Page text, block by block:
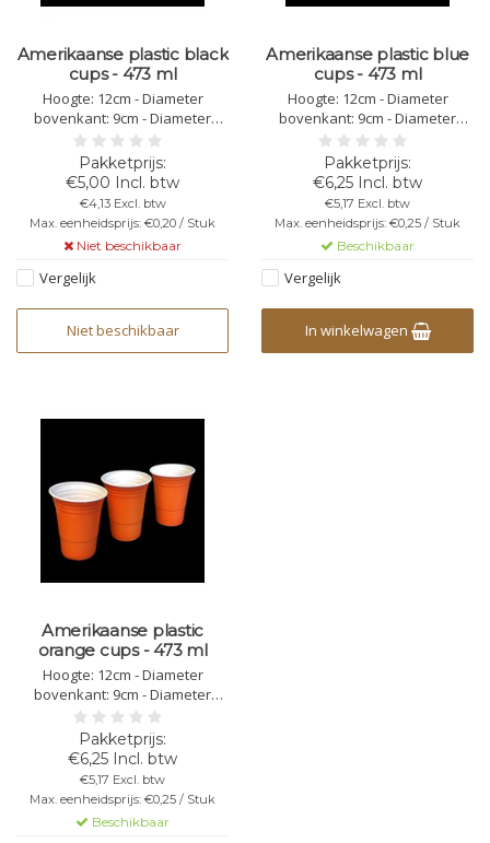
Amerikaanse plastic black
cups - 473 ml
Hoogte: 12cm - Diameter
bovenkant: 9cm - Diameter
onderkant: 6cm - Totale inhoud:
473ml - Kleur: zwart, van binnen
wit - PET materiaal, polyester -
Stapelbaar - Herbruikbaar - niet
vaatwasbestendig - niet
bedrukbaar - breekbaar
€5,00 Incl. btw
€4,13 Excl. btw
Max. eenheidsprijs: €0,20 / Stuk
Niet beschikbaar
Vergelijk
Niet beschikbaar
Amerikaanse plastic blue
cups - 473 ml
Hoogte: 12cm - Diameter
bovenkant: 9cm - Diameter
onderkant: 6cm - Totale inhoud:
473ml - Kleur: blauw, van
binnen wit - PET materiaal,
polyester - Stapelbaar -
Herbruikbaar - niet
vaatwasbestendig - niet
bedrukbaar - breekbaar
€6,25 Incl. btw
€5,17 Excl. btw
Max. eenheidsprijs: €0,25 / Stuk
Beschikbaar
Vergelijk
In winkelwagen
Amerikaanse plastic
orange cups - 473 ml
Hoogte: 12cm - Diameter
bovenkant: 9cm - Diameter
onderkant: 6cm - Totale inhoud:
473ml - Kleur: oranje, van
binnen wit - PET materiaal,
polyester - Stapelbaar -
Herbruikbaar - niet
vaatwasbestendig - niet
bedrukbaar - breekbaar
€6,25 Incl. btw
€5,17 Excl. btw
Max. eenheidsprijs: €0,25 / Stuk
Beschikbaar